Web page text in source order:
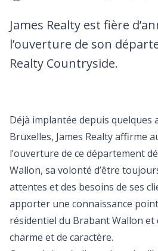
James Realty est fière
l’ouverture de son
Realty Countryside.
Déjà implantée depuis quelques
Bruxelles, James Realty affirme
l’ouverture de ce département
Wallon, sa volonté d’être
attentes et des besoins de ses
apporter une connaissance
résidentiel du Brabant Wallon et
charme et de caractère.